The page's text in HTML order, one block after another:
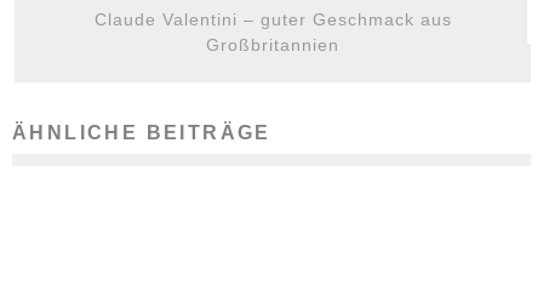
Claude Valentini – guter Geschmack aus
Großbritannien
ÄHNLICHE BEITRÄGE